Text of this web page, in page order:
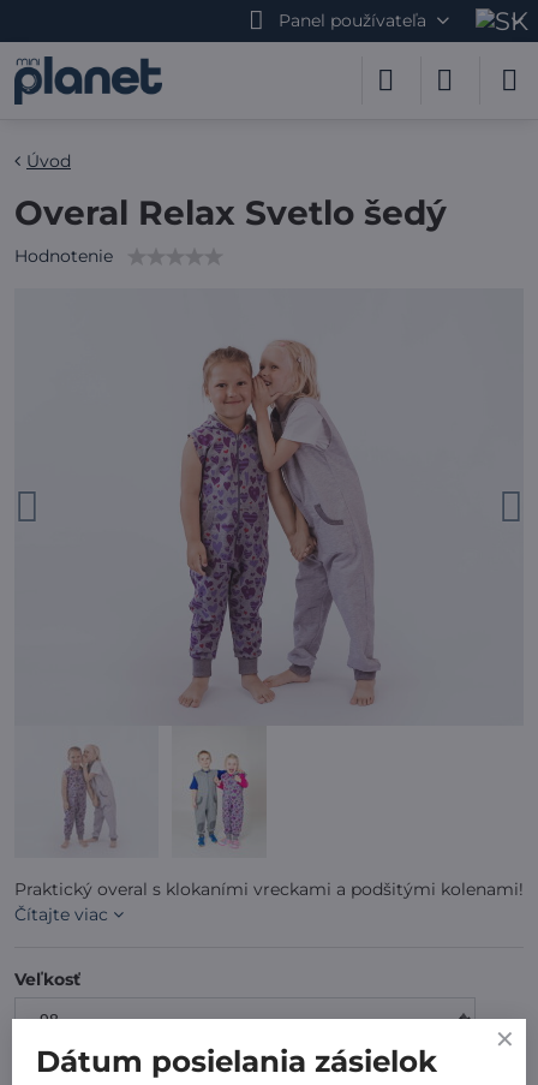
Panel používateľa
Úvod
Overal Relax Svetlo šedý
Hodnotenie
Praktický overal s klokaními vreckami a podšitými kolenami!
Čítajte viac
Veľkosť
Dátum posielania zásielok